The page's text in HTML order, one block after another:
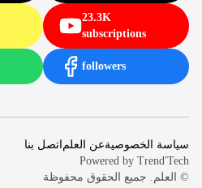
23.3K
subscriptions
followers
© العلم. جميع الحقوق محفوظة
Powered by Trend'Tech
سياسة الخصوصيةعن العلم اتصل بنا